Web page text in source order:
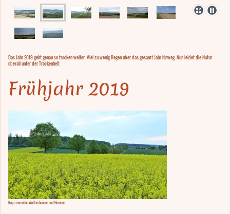
Das Jahr 2019 geht genau so trocken weiter. Viel zu wenig Regen über das gesamt Jahr hinweg. Nun leidet die Natur
überall unter der Trockenheit
Frühjahr 2019
Raps zwischen Woltershausen und Hornsen